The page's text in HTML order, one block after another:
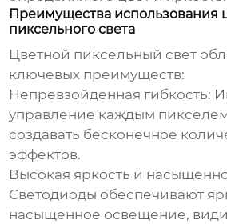
Преимущества использования
пиксельного света
Цветной пиксельный свет
ключевых преимуществ:
Непревзойденная гибкость:
управление каждым
создавать бесконечное
эффектов.
Высокая яркость и
Светодиоды обеспечивают
насыщенное освещение,